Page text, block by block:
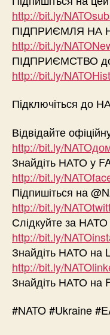
http://bit.ly/
ПІДПРИЄМЛЯ НА
http://bit.ly/
ПІДПРИЄМСТВО до
http://bit.ly/
Підключіться до
Відвідайте
http://bit.ly/
Знайдіть НАТО у
http://bit.ly/
Підпишіться на
http://bit.ly/
Слідкуйте за
http://bit.ly/
Знайдіть НАТО на
http://bit.ly/
Знайдіть НАТО на
#NATO #Ukraine